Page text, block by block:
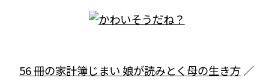
56 冊の家計簿じまい 娘が読みとく母の生き方 ／